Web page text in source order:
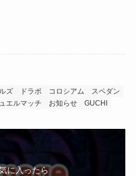
ズ ドラポ コロシアム
スペダン
エルマッチ お知らせ GUCHI
に入ったら